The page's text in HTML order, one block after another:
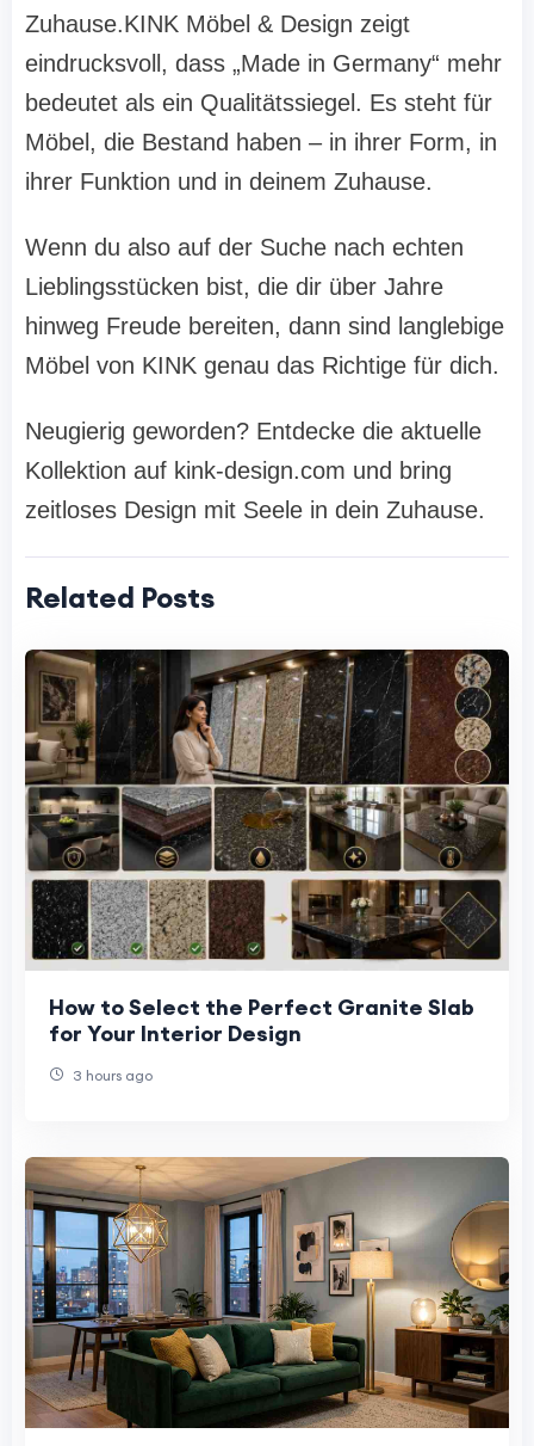
Zuhause.KINK Möbel & Design zeigt
eindrucksvoll, dass „Made in Germany“ mehr
bedeutet als ein Qualitätssiegel. Es steht für
Möbel, die Bestand haben – in ihrer Form, in
ihrer Funktion und in deinem Zuhause.
Wenn du also auf der Suche nach echten
Lieblingsstücken bist, die dir über Jahre
hinweg Freude bereiten, dann sind langlebige
Möbel von KINK genau das Richtige für dich.
Neugierig geworden? Entdecke die aktuelle
Kollektion auf kink-design.com und bring
zeitloses Design mit Seele in dein Zuhause.
Related Posts
How to Select the Perfect Granite Slab
for Your Interior Design
3 hours ago